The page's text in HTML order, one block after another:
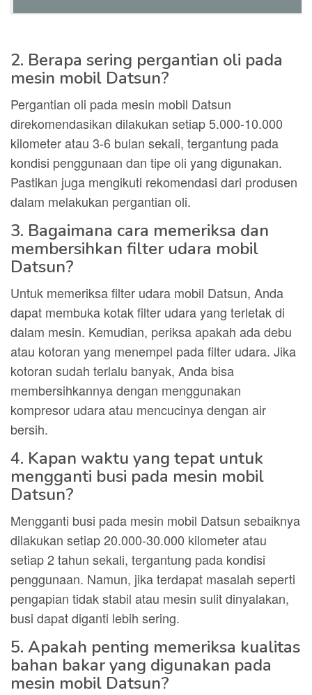
2. Berapa sering pergantian oli pada
mesin mobil Datsun?
Pergantian oli pada mesin mobil Datsun
direkomendasikan dilakukan setiap 5.000-10.000
kilometer atau 3-6 bulan sekali, tergantung pada
kondisi penggunaan dan tipe oli yang digunakan.
Pastikan juga mengikuti rekomendasi dari produsen
dalam melakukan pergantian oli.
3. Bagaimana cara memeriksa dan
membersihkan filter udara mobil
Datsun?
Untuk memeriksa filter udara mobil Datsun, Anda
dapat membuka kotak filter udara yang terletak di
dalam mesin. Kemudian, periksa apakah ada debu
atau kotoran yang menempel pada filter udara. Jika
kotoran sudah terlalu banyak, Anda bisa
membersihkannya dengan menggunakan
kompresor udara atau mencucinya dengan air
bersih.
4. Kapan waktu yang tepat untuk
mengganti busi pada mesin mobil
Datsun?
Mengganti busi pada mesin mobil Datsun sebaiknya
dilakukan setiap 20.000-30.000 kilometer atau
setiap 2 tahun sekali, tergantung pada kondisi
penggunaan. Namun, jika terdapat masalah seperti
pengapian tidak stabil atau mesin sulit dinyalakan,
busi dapat diganti lebih sering.
5. Apakah penting memeriksa kualitas
bahan bakar yang digunakan pada
mesin mobil Datsun?